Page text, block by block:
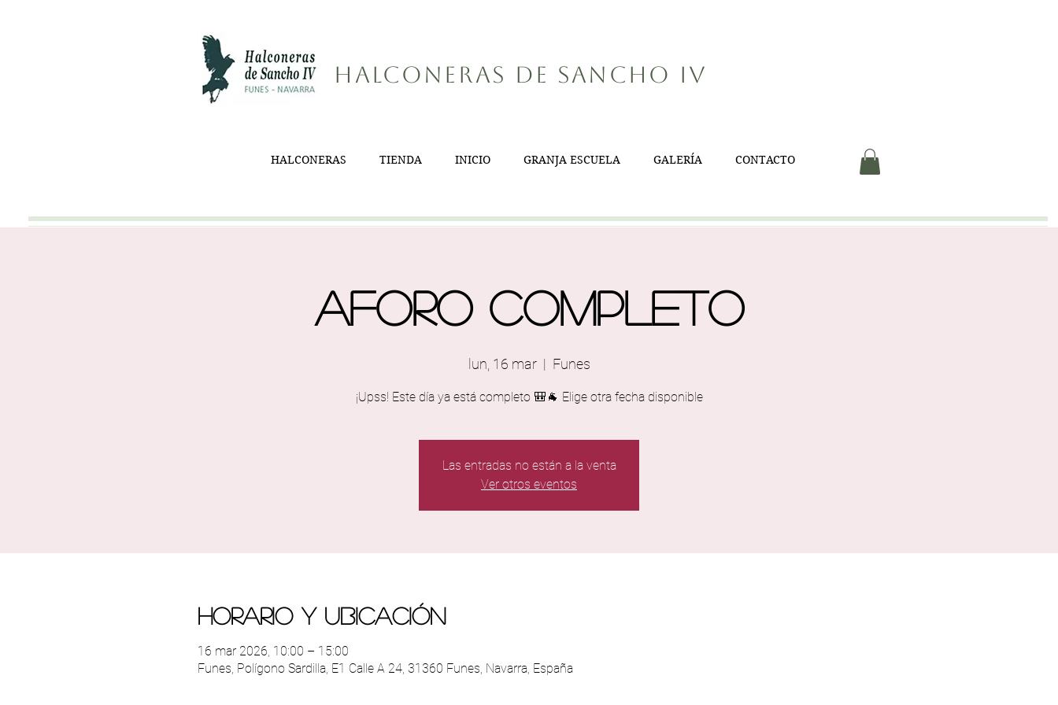
Halconeras de Sancho IV
HALCONERAS TIENDA INICIO GRANJA ESCUELA GALERÍA CONTACTO
Aforo completo
lun, 16 mar
  |
Funes
¡Upss! Este día ya está completo 🎒🐐 Elige otra fecha disponible
Las entradas no están a la venta
Ver otros eventos
Horario y ubicación
16 mar 2026, 10:00 – 15:00
Funes, Polígono Sardilla, E1 Calle A 24, 31360 Funes, Navarra, España